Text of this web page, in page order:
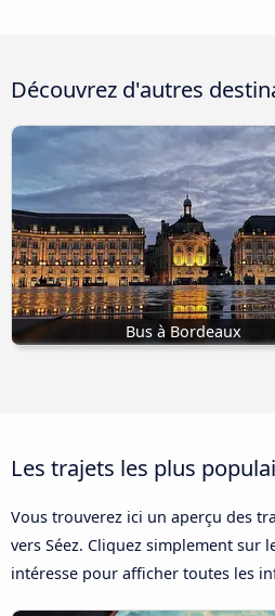
Découvrez d'autres
Bus à Bordeaux
Les trajets les plus
Vous trouverez ici un aperçu des
vers Séez. Cliquez simplement sur
intéresse pour afficher toutes les